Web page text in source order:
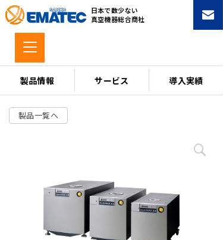
コ
ン
ツ
ス
キ
ッ
日本で数少ない
真空機器総合商社
製品情報 サービス 導入実績
製品一覧へ